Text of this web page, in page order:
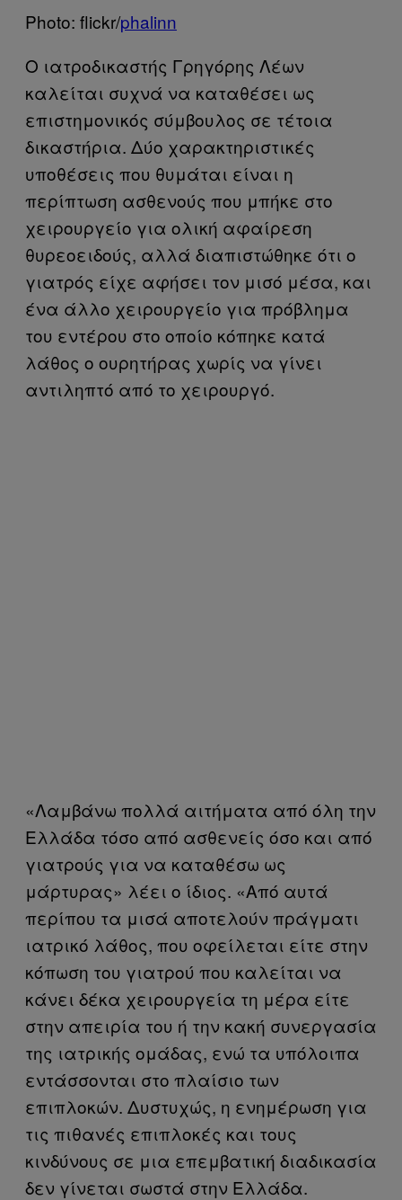
Photo: flickr/phalinn
Ο ιατροδικαστής Γρηγόρης Λέων
καλείται συχνά να καταθέσει ως
επιστημονικός σύμβουλος σε τέτοια
δικαστήρια. Δύο χαρακτηριστικές
υποθέσεις που θυμάται είναι η
περίπτωση ασθενούς που μπήκε στο
χειρουργείο για ολική αφαίρεση
θυρεοειδούς, αλλά διαπιστώθηκε ότι ο
γιατρός είχε αφήσει τον μισό μέσα, και
ένα άλλο χειρουργείο για πρόβλημα
του εντέρου στο οποίο κόπηκε κατά
λάθος ο ουρητήρας χωρίς να γίνει
αντιληπτό από το χειρουργό.
«Λαμβάνω πολλά αιτήματα από όλη την
Ελλάδα τόσο από ασθενείς όσο και από
γιατρούς για να καταθέσω ως
μάρτυρας» λέει ο ίδιος. «Από αυτά
περίπου τα μισά αποτελούν πράγματι
ιατρικό λάθος, που οφείλεται είτε στην
κόπωση του γιατρού που καλείται να
κάνει δέκα χειρουργεία τη μέρα είτε
στην απειρία του ή την κακή συνεργασία
της ιατρικής ομάδας, ενώ τα υπόλοιπα
εντάσσονται στο πλαίσιο των
επιπλοκών. Δυστυχώς, η ενημέρωση για
τις πιθανές επιπλοκές και τους
κινδύνους σε μια επεμβατική διαδικασία
δεν γίνεται σωστά στην Ελλάδα.